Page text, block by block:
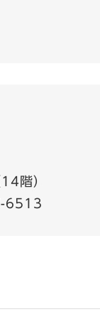
階）
6513